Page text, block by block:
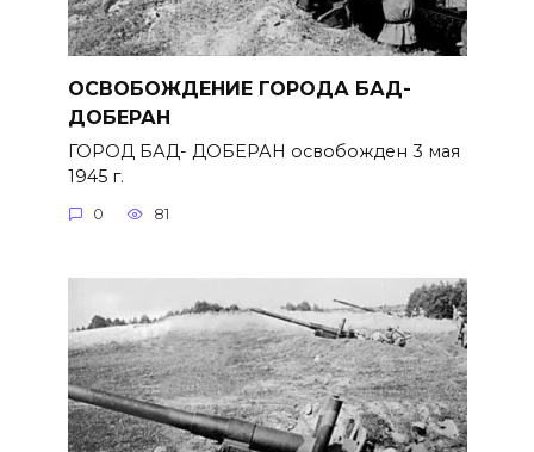
ОСВОБОЖДЕНИЕ ГОРОДА БАД-
ДОБЕРАН
ГОРОД БАД- ДОБЕРАН освобожден 3 мая
1945 г.
0 81